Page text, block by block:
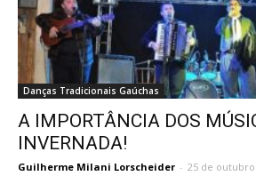
Danças Tradicionais Gaúchas
A IMPORTÂNCIA DOS
INVERNADA!
Guilherme Milani Lorscheider - 25 de outubro